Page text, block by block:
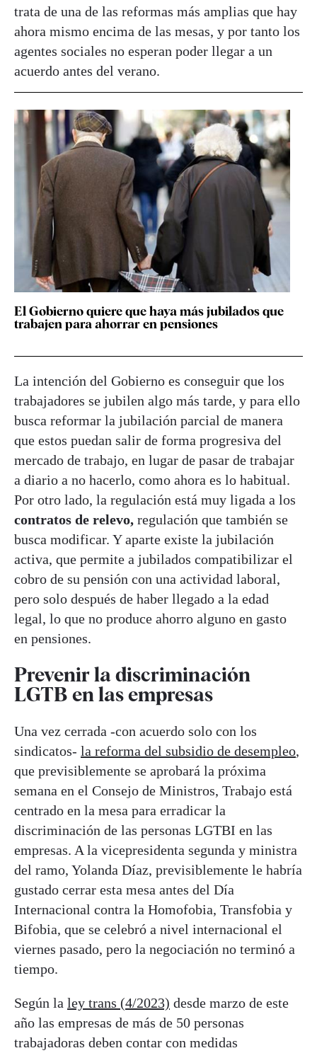
trata de una de las reformas más amplias que hay
ahora mismo encima de las mesas, y por tanto los
agentes sociales no esperan poder llegar a un
acuerdo antes del verano.
El Gobierno quiere que haya más jubilados que
trabajen para ahorrar en pensiones
La intención del Gobierno es conseguir que los
trabajadores se jubilen algo más tarde, y para ello
busca reformar la jubilación parcial de manera
que estos puedan salir de forma progresiva del
mercado de trabajo, en lugar de pasar de trabajar
a diario a no hacerlo, como ahora es lo habitual.
Por otro lado, la regulación está muy ligada a los
contratos de relevo, regulación que también se
busca modificar. Y aparte existe la jubilación
activa, que permite a jubilados compatibilizar el
cobro de su pensión con una actividad laboral,
pero solo después de haber llegado a la edad
legal, lo que no produce ahorro alguno en gasto
en pensiones.
Prevenir la discriminación
LGTB en las empresas
Una vez cerrada -con acuerdo solo con los
sindicatos- la reforma del subsidio de desempleo,
que previsiblemente se aprobará la próxima
semana en el Consejo de Ministros, Trabajo está
centrado en la mesa para erradicar la
discriminación de las personas LGTBI en las
empresas. A la vicepresidenta segunda y ministra
del ramo, Yolanda Díaz, previsiblemente le habría
gustado cerrar esta mesa antes del Día
Internacional contra la Homofobia, Transfobia y
Bifobia, que se celebró a nivel internacional el
viernes pasado, pero la negociación no terminó a
tiempo.
Según la ley trans (4/2023) desde marzo de este
año las empresas de más de 50 personas
trabajadoras deben contar con medidas